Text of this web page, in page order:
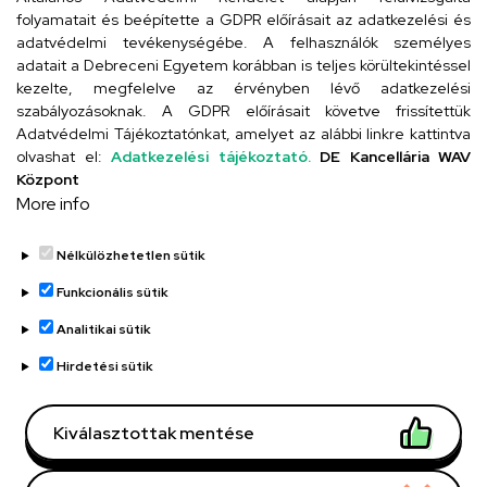
Szervezeti telefonkönyv
UD telefonkönyv
Adatvédelem
Adatvédelem
Régi oldal
Technikai információk
folyamatait és beépítette a GDPR előírásait az adatkezelési és
adatvédelmi tevékenységébe. A felhasználók személyes
adatait a Debreceni Egyetem korábban is teljes körültekintéssel
kezelte, megfelelve az érvényben lévő adatkezelési
szabályozásoknak. A GDPR előírásait követve frissítettük
Adatvédelmi Tájékoztatónkat, amelyet az alábbi linkre kattintva
olvashat el: Adatkezelési tájékoztató. DE Kancellária WAV
Központ
More info
Nélkülözhetetlen sütik
Funkcionális sütik
Analitikai sütik
Hirdetési sütik
Kiválasztottak mentése